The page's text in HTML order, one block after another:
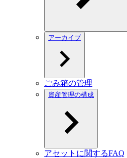
アーカイブ
ごみ箱の管理
資産管理の構成
アセットに関するFAQ